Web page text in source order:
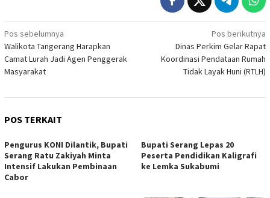
Navigasi
pos
Pos sebelumnya
Walikota Tangerang Harapkan
Camat Lurah Jadi Agen Penggerak
Masyarakat
Pos berikutnya
Dinas Perkim Gelar Rapat
Koordinasi Pendataan Rumah
Tidak Layak Huni (RTLH)
POS TERKAIT
Pengurus KONI Dilantik, Bupati
Serang Ratu Zakiyah Minta
Intensif Lakukan Pembinaan
Cabor
Bupati Serang Lepas 20
Peserta Pendidikan Kaligrafi
ke Lemka Sukabumi